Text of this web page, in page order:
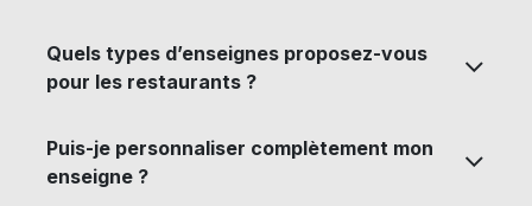
Quels types d’enseignes proposez-vous
pour les restaurants ?
Puis-je personnaliser complètement mon
enseigne ?